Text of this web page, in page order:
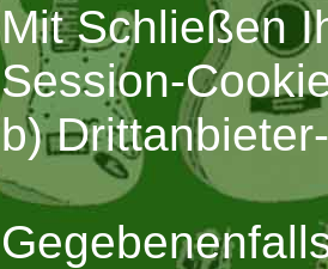
Mit Schließen
Session-
b)